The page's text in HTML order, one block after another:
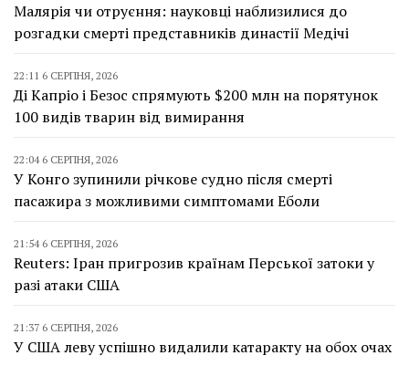
Малярія чи отруєння: науковці наблизилися до
розгадки смерті представників династії Медічі
22:11 6 СЕРПНЯ, 2026
Ді Капріо і Безос спрямують $200 млн на порятунок
100 видів тварин від вимирання
22:04 6 СЕРПНЯ, 2026
У Конго зупинили річкове судно після смерті
пасажира з можливими симптомами Еболи
21:54 6 СЕРПНЯ, 2026
Reuters: Іран пригрозив країнам Перської затоки у
разі атаки США
21:37 6 СЕРПНЯ, 2026
У США леву успішно видалили катаракту на обох очах